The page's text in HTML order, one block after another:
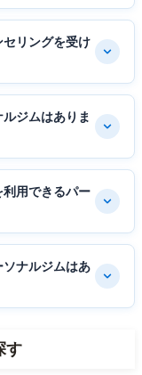
リングを受け
ジムはありま
用できるパー
ナルジムはあ
す